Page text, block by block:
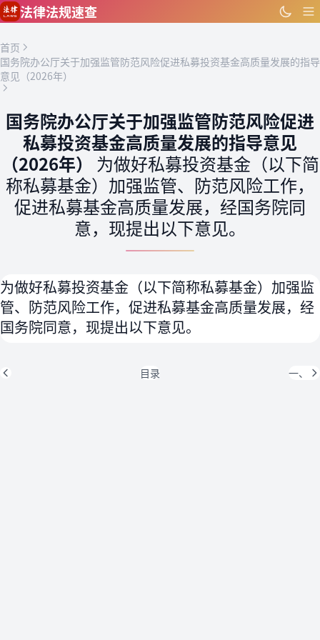
跳到主要内容
法律法规速查
首页
国务院办公厅关于加强监管防范风险促进私募投资基金高质量发展的指导
意见（2026年）
国务院办公厅关于加强监管防范风险促进
私募投资基金高质量发展的指导意见
（2026年） 为做好私募投资基金（以下简
称私募基金）加强监管、防范风险工作，
促进私募基金高质量发展，经国务院同
意，现提出以下意见。
为做好私募投资基金（以下简称私募基金）加强监
管、防范风险工作，促进私募基金高质量发展，经
国务院同意，现提出以下意见。
目录 一、